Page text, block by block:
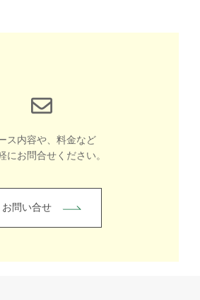
ス内容や、料金など
にお問合せください。
お問い合せ